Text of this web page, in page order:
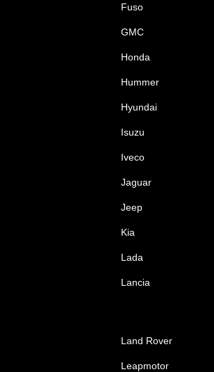
Fuso
GMC
Honda
Hummer
Hyundai
Isuzu
Iveco
Jaguar
Jeep
Kia
Lada
Lancia
Land Rover
Leapmotor